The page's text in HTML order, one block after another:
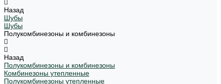
Назад
Шубы
Шубы
Полукомбинезоны и комбинезоны
Назад
Полукомбинезоны и комбинезоны
Комбинезоны утепленные
Полукомбинезоны утепленные